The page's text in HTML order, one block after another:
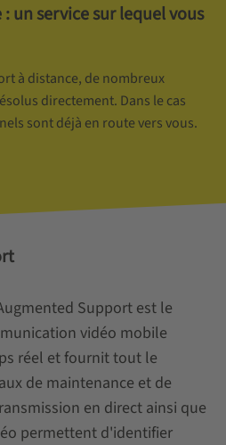
un service sur lequel vous
à distance, de nombreux
directement. Dans le cas
sont déjà en route vers vous.
Support est le
vidéo mobile
réel et fournit tout le
de maintenance et de
en direct ainsi que
permettent d'identifier